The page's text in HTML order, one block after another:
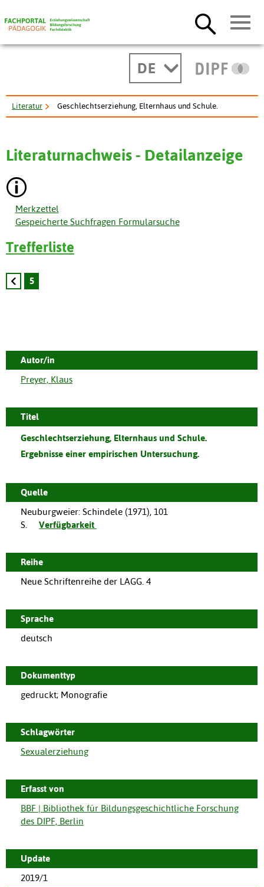
DE
Literatur Geschlechtserziehung, Elternhaus und Schule.
Literaturnachweis - Detailanzeige
Merkzettel
Gespeicherte Suchfragen Formularsuche
Trefferliste
5
Autor/in
Preyer, Klaus
Titel
Geschlechtserziehung, Elternhaus und Schule.
Ergebnisse einer empirischen Untersuchung.
Quelle
Neuburgweier: Schindele (1971), 101
S.
Verfügbarkeit
Reihe
Neue Schriftenreihe der LAGG. 4
Sprache
deutsch
Dokumenttyp
gedruckt; Monografie
Schlagwörter
Sexualerziehung
Erfasst von
BBF | Bibliothek für Bildungsgeschichtliche Forschung
des DIPF, Berlin
Update
2019/1